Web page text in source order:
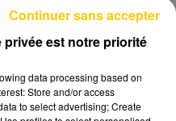
est notre priorité
data processing based on
Store and/or access
to select advertising; Create
Continuer sans accepter